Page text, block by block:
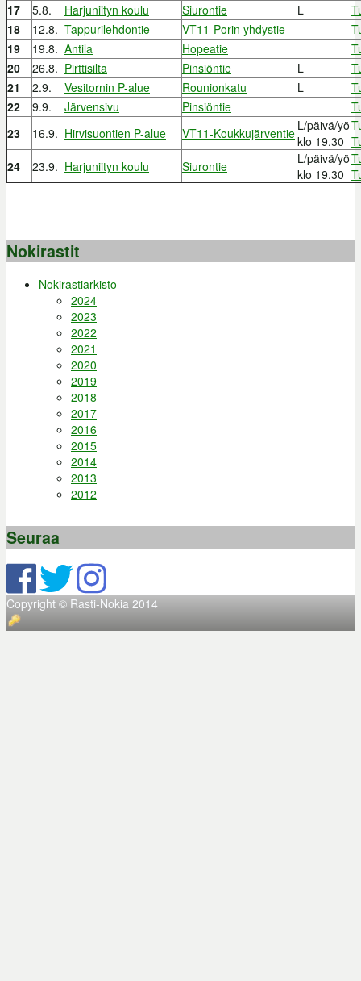
17
5.8. Harjuniityn koulu Siurontie L
18
12.8. Tappurilehdontie VT11-Porin yhdystie
19
19.8. Antila Hopeatie
20
26.8. Pirttisilta Pinsiöntie L
21
2.9. Vesitornin P-alue Rounionkatu L
22
9.9. Järvensivu Pinsiöntie
23
16.9. Hirvisuontien P-alue VT11-Koukkujärventie L/päivä/yö
klo 19.30
24
23.9. Harjuniityn koulu Siurontie
L/päivä/yö
klo 19.30
Nokirastit
Nokirastiarkisto
2024
2023
2022
2021
2020
2019
2018
2017
2016
2015
2014
2013
2012
Seuraa
Copyright © Rasti-Nokia 2014